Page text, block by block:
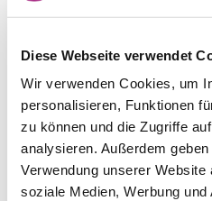
Diese Webseite verwendet
Wir verwenden Cookies, um
personalisieren, Funktionen
zu können und die Zugriffe
analysieren. Außerdem
Verwendung unserer
soziale Medien, Werbung